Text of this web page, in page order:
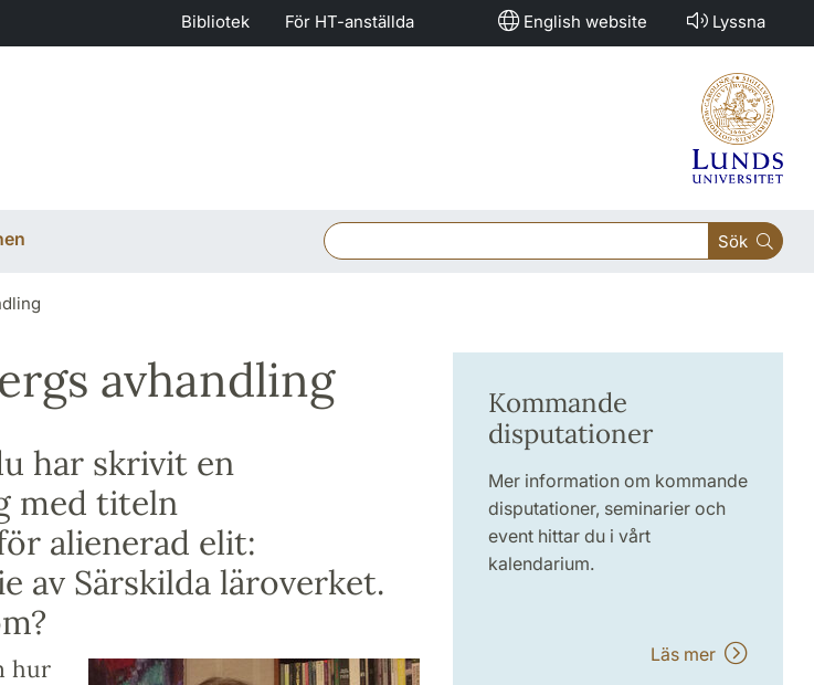
Bibliotek För HT-anställda English website Lyssna
Sök
avhandling
har skrivit en
med titeln
alienerad elit:
av Särskilda läroverket.
hur
Kommande
disputationer
Mer information om kommande
disputationer, seminarier och
event hittar du i vårt
kalendarium.
Läs mer